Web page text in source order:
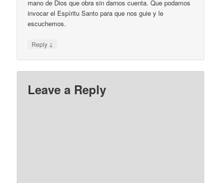
mano de Dios que obra sin darnos cuenta. Que podamos
invocar el Espíritu Santo para que nos guie y le
escuchemos.
Reply ↓
Leave a Reply